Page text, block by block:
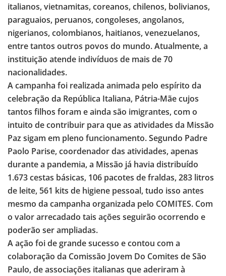
italianos, vietnamitas, coreanos, chilenos, bolivianos,
paraguaios, peruanos, congoleses, angolanos,
nigerianos, colombianos, haitianos, venezuelanos,
entre tantos outros povos do mundo. Atualmente, a
instituição atende indivíduos de mais de 70
nacionalidades.
A campanha foi realizada animada pelo espírito da
celebração da República Italiana, Pátria-Mãe cujos
tantos filhos foram e ainda são imigrantes, com o
intuito de contribuir para que as atividades da Missão
Paz sigam em pleno funcionamento. Segundo Padre
Paolo Parise, coordenador das atividades, apenas
durante a pandemia, a Missão já havia distribuído
1.673 cestas básicas, 106 pacotes de fraldas, 283 litros
de leite, 561 kits de higiene pessoal, tudo isso antes
mesmo da campanha organizada pelo COMITES. Com
o valor arrecadado tais ações seguirão ocorrendo e
poderão ser ampliadas.
A ação foi de grande sucesso e contou com a
colaboração da Comissão Jovem Do Comites de São
Paulo, de associações italianas que aderiram à